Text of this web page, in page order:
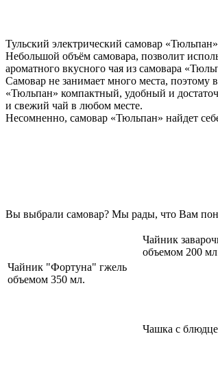
Тульский электрический самовар
Небольшой объём самовара, позволит
ароматного вкусного чая из самовара
Самовар не занимает много места, поэтому
«Тюльпан» компактный, удобный и
и свежий чай в любом месте.
Несомненно, самовар «Тюльпан» найдет
Вы выбрали самовар? Мы рады, что Вам
Чайник
объемом 200
Чайник "Фортуна" гжель
объемом 350 мл.
Чашка с